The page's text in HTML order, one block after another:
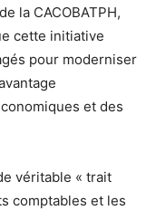
la CACOBATPH,
cette initiative
pour moderniser
et des
véritable « trait
comptables et les